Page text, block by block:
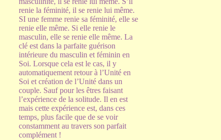
renie la féminité, il se renie lui même.
SI une femme renie sa féminité, elle se
renie elle même. Si elle renie le
masculin, elle se renie elle même. La
clé est dans la parfaite guérison
intérieure du masculin et féminin en
Soi. Lorsque cela est le cas, il y
automatiquement retour à l’Unité en
Soi et création de l’Unité dans un
couple. Sauf pour les êtres faisant
l’expérience de la solitude. Il en est
mais cette expérience est, dans ces
temps, plus facile que de se voir
constamment au travers son parfait
complément !